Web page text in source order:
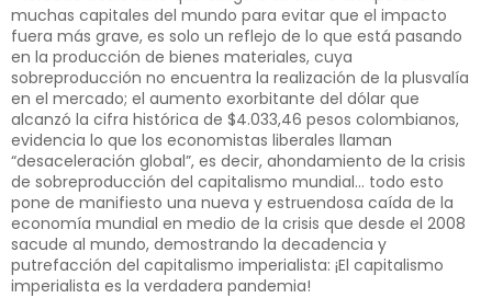
muchas capitales del mundo para evitar que el impacto
fuera más grave, es solo un reflejo de lo que está pasando
en la producción de bienes materiales, cuya
sobreproducción no encuentra la realización de la plusvalía
en el mercado; el aumento exorbitante del dólar que
alcanzó la cifra histórica de $4.033,46 pesos colombianos,
evidencia lo que los economistas liberales llaman
“desaceleración global”, es decir, ahondamiento de la crisis
de sobreproducción del capitalismo mundial… todo esto
pone de manifiesto una nueva y estruendosa caída de la
economía mundial en medio de la crisis que desde el 2008
sacude al mundo, demostrando la decadencia y
putrefacción del capitalismo imperialista: ¡El capitalismo
imperialista es la verdadera pandemia!